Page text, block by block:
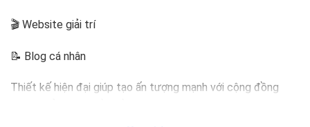
🎬 Website giải trí
📝 Blog cá nhân
Thiết kế hiện đại giúp tạo ấn tượng mạnh với cộng đồng